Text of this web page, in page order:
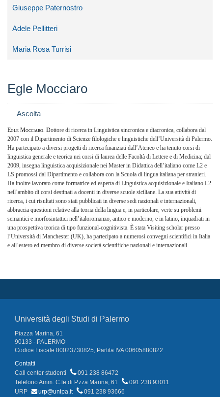
Giuseppe Paternostro
Adele Pellitteri
Maria Rosa Turrisi
Egle Mocciaro
Ascolta
Egle Mocciaro. Dottore di ricerca in Linguistica sincronica e diacronica, collabora dal
2007 con il Dipartimento di Scienze filologiche e linguistiche dell’Università di Palermo.
Ha partecipato a diversi progetti di ricerca finanziati dall’Ateneo e ha tenuto corsi di
linguistica generale e teorica nei corsi di laurea delle Facoltà di Lettere e di Medicina; dal
2009, insegna linguistica acquisizionale nei Master in Didattica dell’italiano come L2 e
LS promossi dal Dipartimento e collabora con la Scuola di lingua italiana per stranieri.
Ha inoltre lavorato come formatrice ed esperta di Linguistica acquisizionale e Italiano L2
nell’ambito di corsi destinati a docenti in diverse scuole siciliane. La sua attività di
ricerca, i cui risultati sono stati pubblicati in diverse sedi nazionali e internazionali,
abbraccia questioni relative alla teoria della lingua e, in particolare, verte su problemi
semantici e morfosintattici nell’italoromanzo, antico e moderno, e in latino, inquadrati in
una prospettiva teorica di tipo funzional-cognitivista. È stata Visiting scholar presso
l’Università di Manchester (UK), ha partecipato a numerosi convegni scientifici in Italia
e all’estero ed membro di diverse società scientifiche nazionali e internazionali.
Università degli Studi di Palermo
Piazza Marina, 61
90133 - PALERMO
Codice Fiscale 80023730825, Partita IVA 00605880822
Contatti
Call center studenti
091 238 86472
Telefono Amm. C.le di P.zza Marina, 61
091 238 93011
URP
urp@unipa.it
091 238 93666